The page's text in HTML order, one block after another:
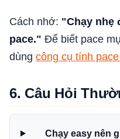
Cách nhớ: "Chạy nhẹ
pace." Để biết pace
dùng công cụ tính
6. Câu Hỏi
Chạy easy nên